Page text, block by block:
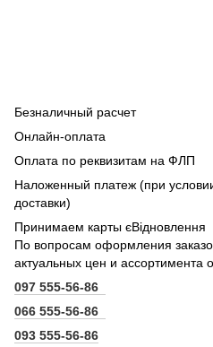
Безналичный расчет
Онлайн-оплата
Оплата по реквизитам на ФЛП
Наложенный платеж (при
доставки)
Принимаем карты єВідновлення
По вопросам оформления
актуальных цен и ассортимента
097 555-56-86
066 555-56-86
093 555-56-86